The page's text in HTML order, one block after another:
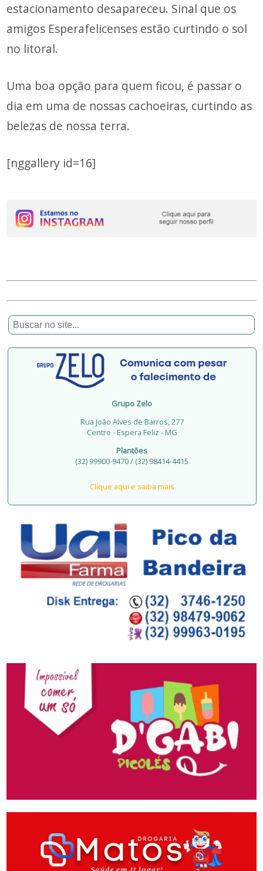
estacionamento desapareceu. Sinal que os
amigos Esperafelicenses estão curtindo o sol
no litoral.
Uma boa opção para quem ficou, é passar o
dia em uma de nossas cachoeiras, curtindo as
belezas de nossa terra.
[nggallery id=16]
Grupo Zelo
Rua João Alves de Barros, 277
Centro - Espera Feliz - MG
Plantões
(32) 99900-9470 / (32) 98414-4415
Clique aqui e saiba mais